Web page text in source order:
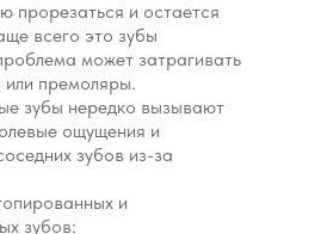
прорезаться и остается
всего это зубы
может затрагивать
или премоляры.
зубы нередко вызывают
ощущения и
зубов из-за
и
зубов: